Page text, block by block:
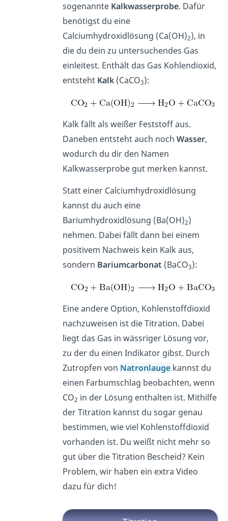
sogenannte Kalkwasserprobe. Dafür
benötigst du eine
Calciumhydroxidlösung (Ca(OH)2), in
die du dein zu untersuchendes Gas
einleitest. Enthält das Gas Kohlendioxid,
entsteht Kalk(CaCO3):
Kalk fällt als weißer Feststoff aus.
Daneben entsteht auch noch Wasser,
wodurch du dir den Namen
Kalkwasserprobe gut merken kannst.
Statt einer Calciumhydroxidlösung
kannst du auch eine
Bariumhydroxidlösung (Ba(OH)2)
nehmen. Dabei fällt dann bei einem
positivem Nachweis kein Kalk aus,
sondern Bariumcarbonat (BaCO3):
Eine andere Option, Kohlenstoffdioxid
nachzuweisen ist die Titration. Dabei
liegt das Gas in wässriger Lösung vor,
zu der du einen Indikator gibst. Durch
Zutropfen von Natronlauge kannst du
einen Farbumschlag beobachten, wenn
CO2 in der Lösung enthalten ist. Mithilfe
der Titration kannst du sogar genau
bestimmen, wie viel Kohlenstoffdioxid
vorhanden ist. Du weißt nicht mehr so
gut über die Titration Bescheid? Kein
Problem, wir haben ein extra Video
dazu für dich!